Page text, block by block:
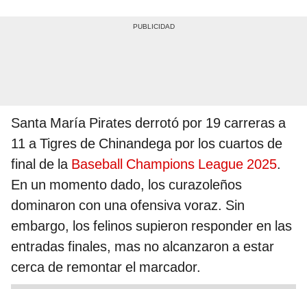
Santa María Pirates derrotó por 19 carreras a
11 a Tigres de Chinandega por los cuartos de
final de la Baseball Champions League 2025.
En un momento dado, los curazoleños
dominaron con una ofensiva voraz. Sin
embargo, los felinos supieron responder en las
entradas finales, mas no alcanzaron a estar
cerca de remontar el marcador.